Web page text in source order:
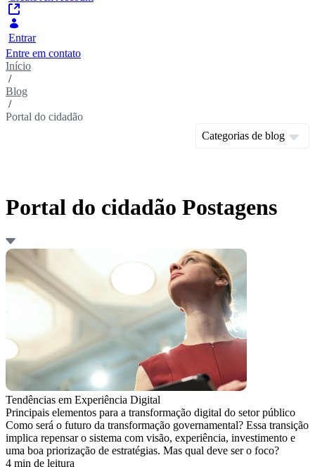
Entrar
Entre em contato
Início
/
Blog
/
Portal do cidadão
Categorias de blog
Portal do cidadão Postagens
Tendências em Experiência Digital
Principais elementos para a transformação digital do setor público
Como será o futuro da transformação governamental? Essa transição
implica repensar o sistema com visão, experiência, investimento e
uma boa priorização de estratégias. Mas qual deve ser o foco?
4 min de leitura